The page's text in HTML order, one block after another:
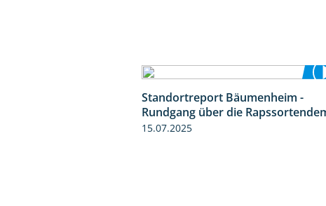
Standortreport Bäumenheim -
Rundgang über die
15.07.2025